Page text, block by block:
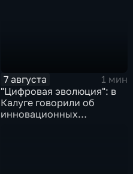
7 августа
1 мин
"Цифровая эволюция": в
Калуге говорили об
инновационных